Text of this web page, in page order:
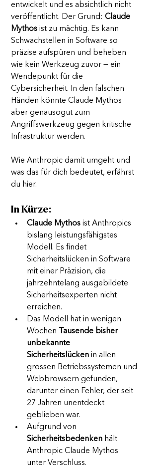
entwickelt und es absichtlich nicht
veröffentlicht. Der Grund: Claude
Mythos ist zu mächtig. Es kann
Schwachstellen in Software so
präzise aufspüren und beheben
wie kein Werkzeug zuvor — ein
Wendepunkt für die
Cybersicherheit. In den falschen
Händen könnte Claude Mythos
aber genausogut zum
Angriffswerkzeug gegen kritische
Infrastruktur werden.
Wie Anthropic damit umgeht und
was das für dich bedeutet, erfährst
du hier.
In Kürze:
Claude Mythos ist Anthropics
bislang leistungsfähigstes
Modell. Es findet
Sicherheitslücken in Software
mit einer Präzision, die
jahrzehntelang ausgebildete
Sicherheitsexperten nicht
erreichen.
Das Modell hat in wenigen
Wochen
Tausende bisher
unbekannte
Sicherheitslücken in allen
grossen Betriebssystemen und
Webbrowsern gefunden,
darunter einen Fehler, der seit
27 Jahren unentdeckt
geblieben war.
Aufgrund von
Sicherheitsbedenken hält
Anthropic Claude Mythos
unter Verschluss.